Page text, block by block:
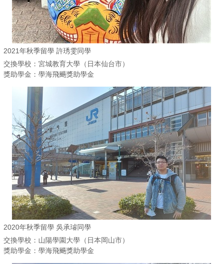
2021年秋季留學 許琇雯同學
交換學校：宮城教育大學（日本仙台市）
獎助學金：學海飛颺獎助學金
2020年秋季留學 吳承璿同學
交換學校：山陽學園大學（日本岡山市）
獎助學金：學海飛颺獎助學金